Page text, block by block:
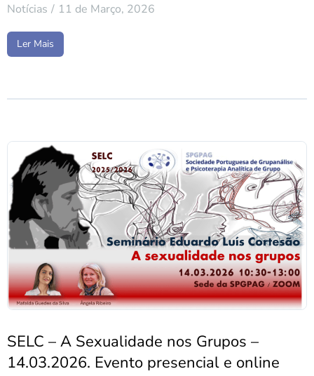
Notícias 11 de Março, 2026
Ler Mais
SELC – A Sexualidade nos Grupos –
14.03.2026. Evento presencial e online